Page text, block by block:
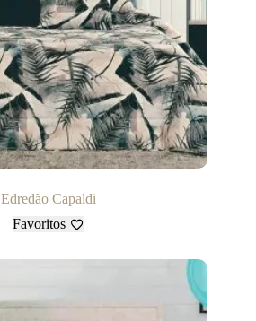
Edredão Capaldi
Favoritos